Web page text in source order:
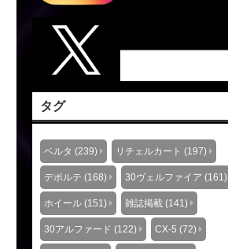
タグ
ベルタ (239) リチェルカート (197)
デポルテ (168) 30ヴェルファイア (161)
ホイール (151) 雑誌掲載 (141)
30アルファード (122) CX-5 (72)